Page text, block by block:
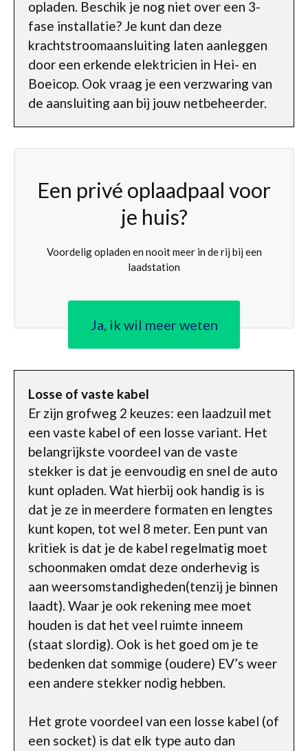
opladen. Beschik je nog niet over een 3-
fase installatie? Je kunt dan deze
krachtstroomaansluiting laten aanleggen
door een erkende elektricien in Hei- en
Boeicop. Ook vraag je een verzwaring van
de aansluiting aan bij jouw netbeheerder.
Een privé oplaadpaal voor
je huis?
Voordelig opladen en nooit meer in de rij bij een
laadstation
Ja, ik wil meer weten
Losse of vaste kabel
Er zijn grofweg 2 keuzes: een laadzuil met
een vaste kabel of een losse variant. Het
belangrijkste voordeel van de vaste
stekker is dat je eenvoudig en snel de auto
kunt opladen. Wat hierbij ook handig is is
dat je ze in meerdere formaten en lengtes
kunt kopen, tot wel 8 meter. Een punt van
kritiek is dat je de kabel regelmatig moet
schoonmaken omdat deze onderhevig is
aan weersomstandigheden(tenzij je binnen
laadt). Waar je ook rekening mee moet
houden is dat het veel ruimte inneem
(staat slordig). Ook is het goed om je te
bedenken dat sommige (oudere) EV’s weer
een andere stekker nodig hebben.
Het grote voordeel van een losse kabel (of
een socket) is dat elk type auto dan